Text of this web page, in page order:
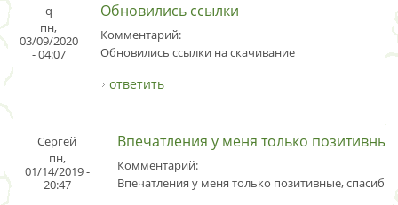
q
пн,
03/09/2020
- 04:07
Обновились ссылки
Комментарий:
Обновились ссылки на скачивание
ответить
Сергей
пн,
01/14/2019 -
20:47
Впечатления у меня только позитивные
Комментарий:
Впечатления у меня только позитивные, спасибо.